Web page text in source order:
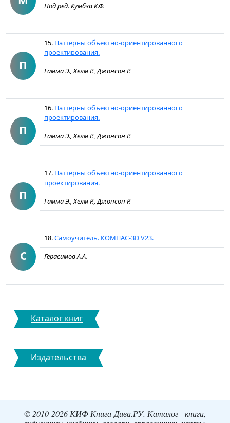
Под ред. Кумбза К.Ф.
П
15. Паттерны объектно-ориентированного
проектирования.
Гамма Э., Хелм Р., Джонсон Р.
П
16. Паттерны объектно-ориентированного
проектирования.
Гамма Э., Хелм Р., Джонсон Р.
П
17. Паттерны объектно-ориентированного
проектирования.
Гамма Э., Хелм Р., Джонсон Р.
С
18.Самоучитель. КОМПАС-3D V23.
Герасимов А.А.
Каталог книг
Издательства
© 2010-2026 КИФ Книга-Дива.РУ. Каталог - книги,